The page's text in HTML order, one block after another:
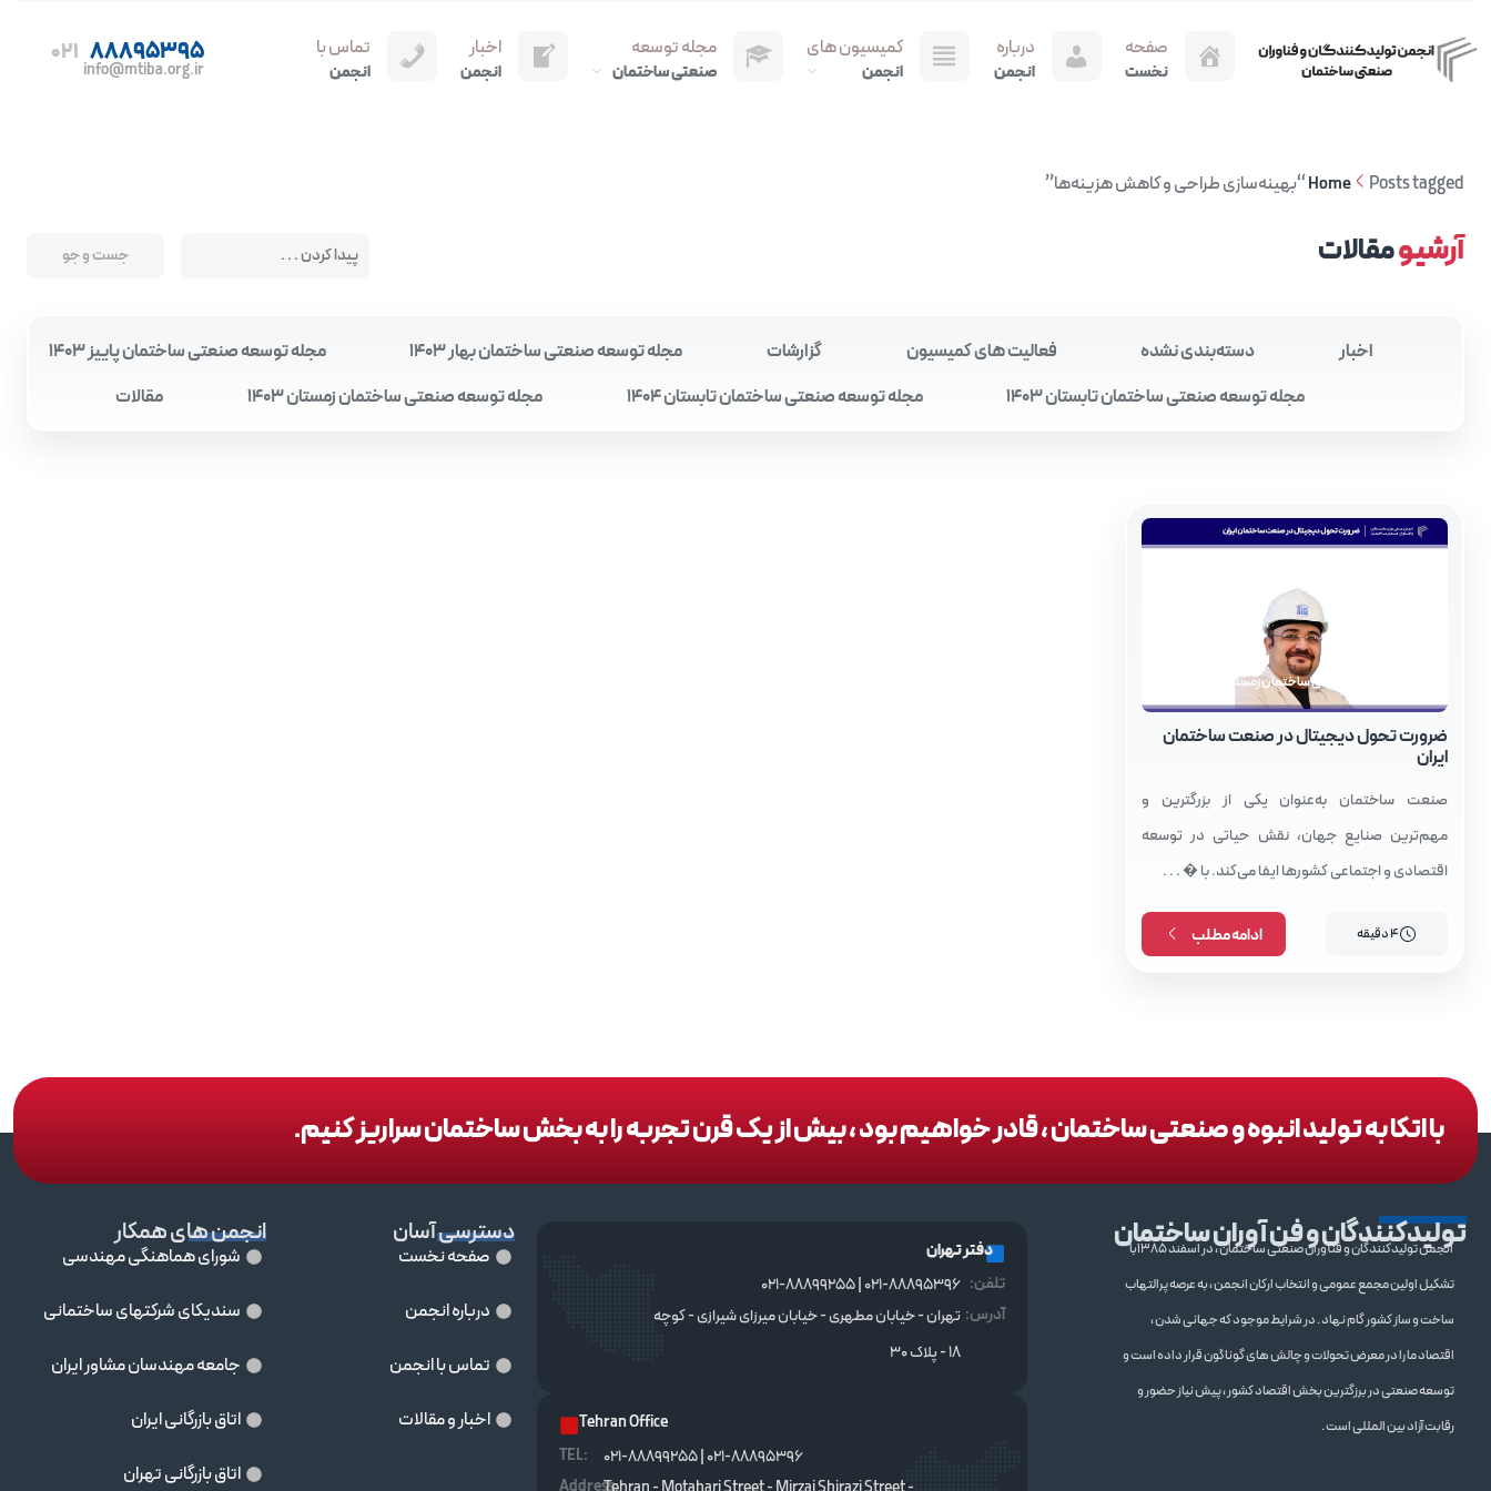
صفحه
نخست
درباره
انجمن
کمیسیون های
انجمن
مجله توسعه
صنعتی ساختمان
اخبار
انجمن
تماس با
انجمن
021 88895395
info@mtiba.org.ir
Home Posts tagged “بهینه‌سازی طراحی و کاهش هزینه‌ها”
آرشیومقالات
اخبار دسته‌بندی نشده فعالیت های کمیسیون گزارشات مجله توسعه صنعتی ساختمان بهار 1403
مجله توسعه صنعتی ساختمان پاییز 1403
مجله توسعه صنعتی ساختمان تابستان 1403
مجله توسعه صنعتی ساختمان تابستان 1404 مجله توسعه صنعتی ساختمان زمستان 1403 مقالات
مجله توسعه صنعتی ساختمان زمستان 1403
ضرورت تحول دیجیتال در صنعت ساختمان
ایران
صنعت ساختمان به‌عنوان یکی از بزرگترین و
مهم‌ترین صنایع جهان، نقش حیاتی در توسعه
اقتصادی و اجتماعی کشورها ایفا می‌کند. با � . . .
4 دقیقه ادامه مطلب
با اتکا به تولید انبوه و صنعتی ساختمان ، قادر خواهیم بود ، بیش از یک قرن تجربه را به بخش ساختمان سراریز کنیم.
تولیدکنندگان و فن آوران ساختمان
انجمن تولیدکنندگان و فنآوران صنعتی ساختمان ، در اسفند 1385با
تشکیل اولین مجمع عمومی و انتخاب ارکان انجمن ، به عرصه پرالتهاب
ساخت و ساز کشور گام نهاد . در شرایط موجود که جهانی شدن ،
اقتصاد ما را در معرض تحولات و چالش های گوناگون قرار داده است و
توسعه صنعتی در برزگترین بخش اقتصاد کشور ، پیش نیاز حضور و
رقابت آزاد بین المللی است .
دفتر تهران
تلفن: 021-88895396 | 021-88899255
آدرس: تهران - خیابان مطهری - خیابان میرزای شیرازی - کوچه
۱۸ - پلاک ۳۰
Tehran Office
TEL :
021-88895396 | 021-88899255
دسترسی آسان
صفحه نخست
درباره انجمن
تماس با انجمن
اخبار و مقالات
انجمن های همکار
شورای هماهنگی مهندسی
سندیکای شرکتهای ساختمانی
جامعه مهندسان مشاور ايران
اتاق بازرگانی ایران
اتاق بازرگانی تهران